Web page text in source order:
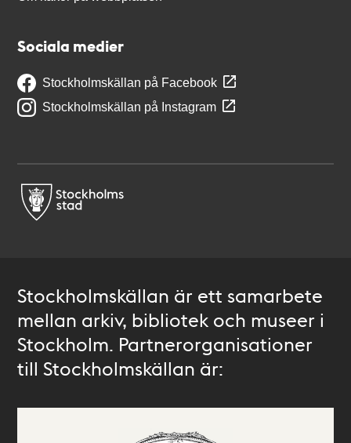
Sociala medier
Stockholmskällan på Facebook
Stockholmskällan på Instagram
Stockholmskällan är ett samarbete
mellan arkiv, bibliotek och museer i
Stockholm. Partnerorganisationer
till Stockholmskällan är: